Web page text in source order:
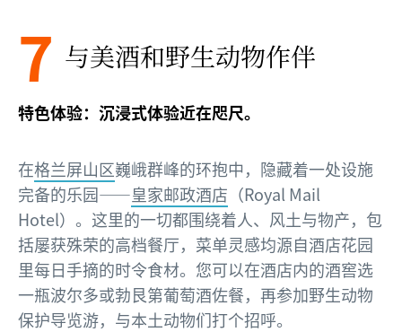
7 与美酒和野生动物作伴
特色体验：沉浸式体验近在咫尺。
在格兰屏山区巍峨群峰的环抱中，隐藏着一处设施
完备的乐园——皇家邮政酒店 （Royal Mail
Hotel）。这里的一切都围绕着人、风土与物产，包
括屡获殊荣的高档餐厅，菜单灵感均源自酒店花园
里每日手摘的时令食材。您可以在酒店内的酒窖选
一瓶波尔多或勃艮第葡萄酒佐餐，再参加野生动物
保护导览游，与本土动物们打个招呼。